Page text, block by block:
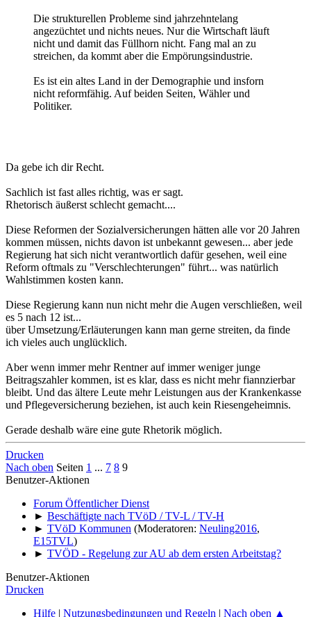
Die strukturellen Probleme sind jahrzehntelang
angezüchtet und nichts neues. Nur die Wirtschaft läuft
nicht und damit das Füllhorn nicht. Fang mal an zu
streichen, da kommt aber die Empörungsindustrie.
Es ist ein altes Land in der Demographie und insforn
nicht reformfähig. Auf beiden Seiten, Wähler und
Politiker.
Da gebe ich dir Recht.
Sachlich ist fast alles richtig, was er sagt.
Rhetorisch äußerst schlecht gemacht....
Diese Reformen der Sozialversicherungen hätten alle vor 20 Jahren
kommen müssen, nichts davon ist unbekannt gewesen... aber jede
Regierung hat sich nicht verantwortlich dafür gesehen, weil eine
Reform oftmals zu "Verschlechterungen" führt... was natürlich
Wahlstimmen kosten kann.
Diese Regierung kann nun nicht mehr die Augen verschließen, weil
es 5 nach 12 ist...
über Umsetzung/Erläuterungen kann man gerne streiten, da finde
ich vieles auch unglücklich.
Aber wenn immer mehr Rentner auf immer weniger junge
Beitragszahler kommen, ist es klar, dass es nicht mehr fiannzierbar
bleibt. Und das ältere Leute mehr Leistungen aus der Krankenkasse
und Pflegeversicherung beziehen, ist auch kein Riesengeheimnis.
Gerade deshalb wäre eine gute Rhetorik möglich.
Drucken
Nach oben Seiten 1 ... 7 8 9
Benutzer-Aktionen
Forum Öffentlicher Dienst
► Beschäftigte nach TVöD / TV-L / TV-H
► TVöD Kommunen (Moderatoren: Neuling2016,
E15TVL)
► TVÖD - Regelung zur AU ab dem ersten Arbeitstag?
Benutzer-Aktionen
Drucken
Hilfe | Nutzungsbedingungen und Regeln | Nach oben ▲